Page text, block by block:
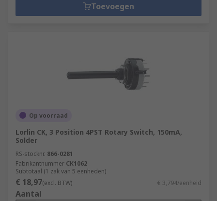
Toevoegen
Op voorraad
Lorlin CK, 3 Position 4PST Rotary Switch, 150mA,
Solder
RS-stocknr. 866-0281
Fabrikantnummer CK1062
Subtotaal (1 zak van 5 eenheden)
€ 18,97(excl. BTW) € 3,794/eenheid
Aantal